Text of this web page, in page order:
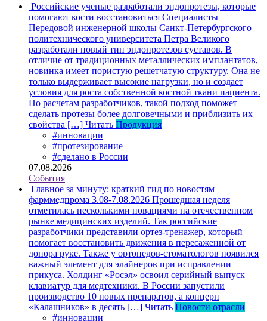
Российские ученые разработали эндопротезы, которые
помогают кости восстановиться Специалисты
Передовой инженерной школы Санкт-Петербургского
политехнического университета Петра Великого
разработали новый тип эндопротезов суставов. В
отличие от традиционных металлических имплантатов,
новинка имеет пористую решетчатую структуру. Она не
только выдерживает высокие нагрузки, но и создает
условия для роста собственной костной ткани пациента.
По расчетам разработчиков, такой подход поможет
сделать протезы более долговечными и приблизить их
свойства […] Читать Продукция
#инновации
#протезирование
#сделано в России
07.08.2026
События
Главное за минуту: краткий гид по новостям
фарммедпрома 3.08-7.08.2026 Прошедшая неделя
отметилась несколькими новациями на отечественном
рынке медицинских изделий. Так российские
разработчики представили ортез-тренажер, который
помогает восстановить движения в пересаженной от
донора руке. Также у ортопедов-стоматологов появился
важный элемент для элайнеров при исправлении
прикуса. Холдинг «Росэл» освоил серийный выпуск
клавиатур для медтехники. В России запустили
производство 10 новых препаратов, а концерн
«Калашников» в десять […] Читать Новости отрасли
#инновации